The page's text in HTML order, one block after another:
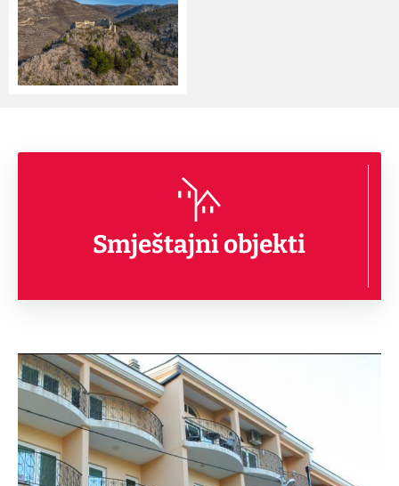
Smještajni objekti